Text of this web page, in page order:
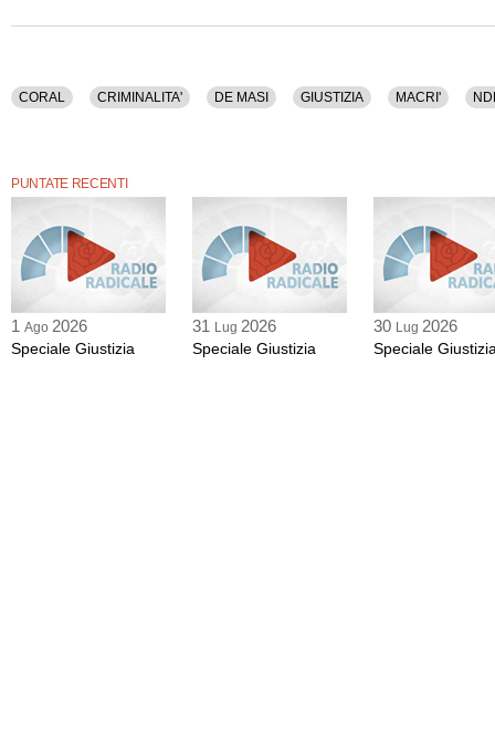
CORAL CRIMINALITA' DE MASI GIUSTIZIA MACRI'
PUNTATE RECENTI
1 Ago 2026
Speciale Giustizia
31 Lug 2026
Speciale Giustizia
30 Lug 2026
Speciale